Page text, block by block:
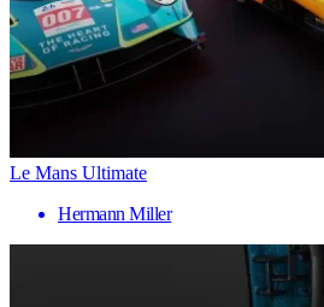
Le Mans Ultimate
Hermann Miller